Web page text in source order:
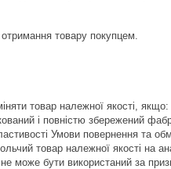
товару покупцем.
товар належної якості,
і повністю збережений
Умови повернення та
товар належної якості на
може бути використаний за